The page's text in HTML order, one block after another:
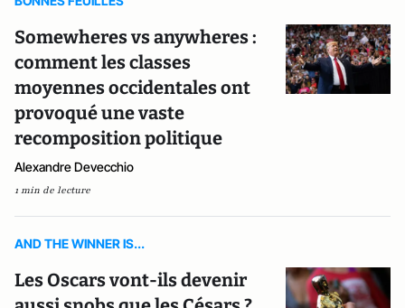
Somewheres vs anywheres :
comment les classes
moyennes occidentales ont
provoqué une vaste
recomposition politique
Alexandre Devecchio
1 min de lecture
AND THE WINNER IS...
Les Oscars vont-ils devenir